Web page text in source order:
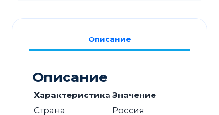
С-227/20-
Описание
Описание
Характеристика Значение
Страна
Россия